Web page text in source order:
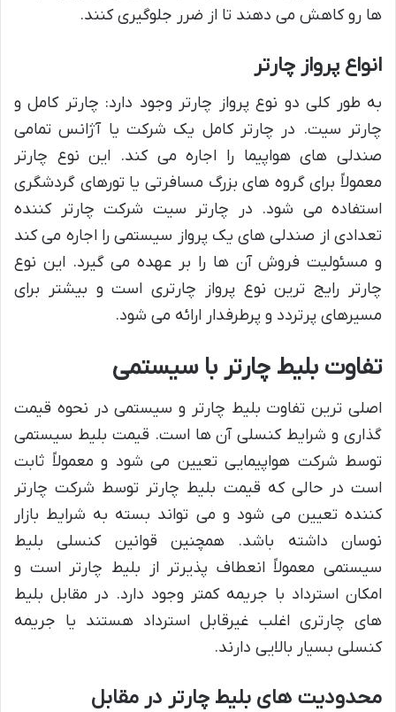
ها رو کاهش می دهند تا از ضرر جلوگیری کنند.
انواع پرواز چارتر
به طور کلی دو نوع پرواز چارتر وجود دارد: چارتر کامل و
چارتر سیت. در چارتر کامل یک شرکت یا آژانس تمامی
صندلی های هواپیما را اجاره می کند. این نوع چارتر
معمولاً برای گروه های بزرگ مسافرتی یا تورهای گردشگری
استفاده می شود. در چارتر سیت شرکت چارتر کننده
تعدادی از صندلی های یک پرواز سیستمی را اجاره می کند
و مسئولیت فروش آن ها را بر عهده می گیرد. این نوع
چارتر رایج ترین نوع پرواز چارتری است و بیشتر برای
مسیرهای پرتردد و پرطرفدار ارائه می شود.
تفاوت بلیط چارتر با سیستمی
اصلی ترین تفاوت بلیط چارتر و سیستمی در نحوه قیمت
گذاری و شرایط کنسلی آن ها است. قیمت بلیط سیستمی
توسط شرکت هواپیمایی تعیین می شود و معمولاً ثابت
است در حالی که قیمت بلیط چارتر توسط شرکت چارتر
کننده تعیین می شود و می تواند بسته به شرایط بازار
نوسان داشته باشد. همچنین قوانین کنسلی بلیط
سیستمی معمولاً انعطاف پذیرتر از بلیط چارتر است و
امکان استرداد با جریمه کمتر وجود دارد. در مقابل بلیط
های چارتری اغلب غیرقابل استرداد هستند یا جریمه
کنسلی بسیار بالایی دارند.
محدودیت های بلیط چارتر در مقابل